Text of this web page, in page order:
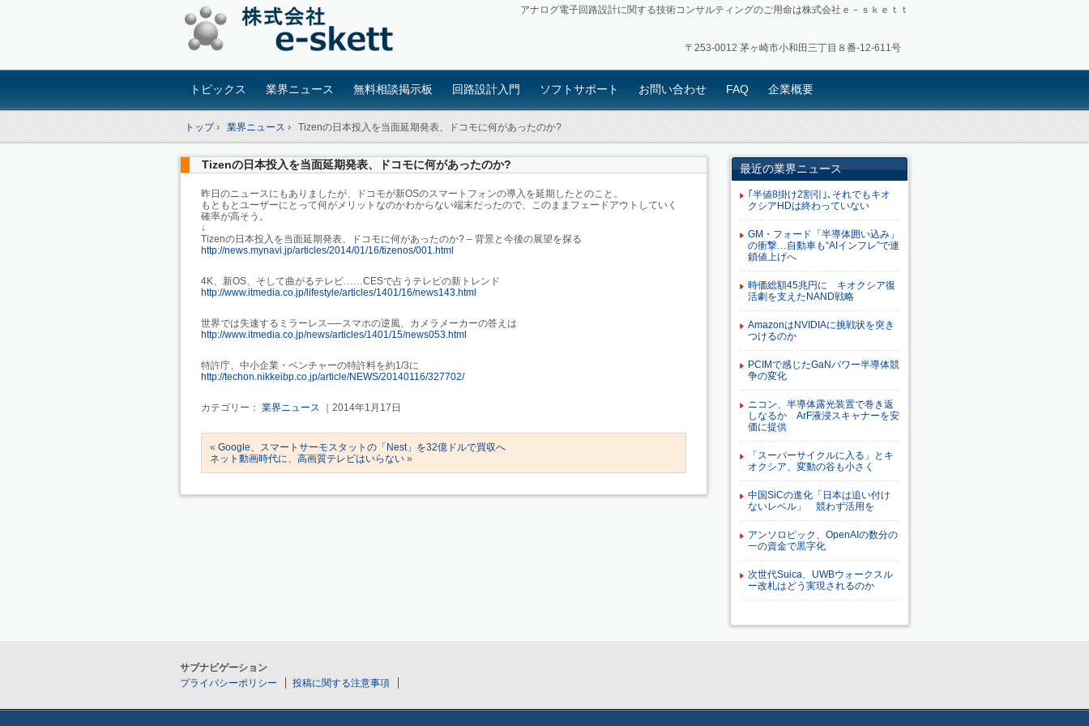
アナログ電子回路設計に関する技術コンサルティングのご用命は株式会社ｅ－ｓｋｅｔｔ
〒253-0012 茅ヶ崎市小和田三丁目８番-12-611号
トピックス 業界ニュース 無料相談掲示板 回路設計入門 ソフトサポート お問い合わせ FAQ 企業概要
トップ› 業界ニュース› Tizenの日本投入を当面延期発表、ドコモに何があったのか?
Tizenの日本投入を当面延期発表、ドコモに何があったのか?
昨日のニュースにもありましたが、ドコモが新OSのスマートフォンの導入を延期したとのこと。
もともとユーザーにとって何がメリットなのかわからない端末だったので、このままフェードアウトしていく
確率が高そう。
↓
Tizenの日本投入を当面延期発表、ドコモに何があったのか? – 背景と今後の展望を探る
http://news.mynavi.jp/articles/2014/01/16/tizenos/001.html
4K、新OS、そして曲がるテレビ……CESで占うテレビの新トレンド
http://www.itmedia.co.jp/lifestyle/articles/1401/16/news143.html
世界では失速するミラーレス──スマホの逆風、カメラメーカーの答えは
http://www.itmedia.co.jp/news/articles/1401/15/news053.html
特許庁、中小企業・ベンチャーの特許料を約1/3に
http://techon.nikkeibp.co.jp/article/NEWS/20140116/327702/
カテゴリー： 業界ニュース ｜2014年1月17日
« Google、スマートサーモスタットの「Nest」を32億ドルで買収へ
ネット動画時代に、高画質テレビはいらない »
最近の業界ニュース
｢半値8掛け2割引｣､それでもキオ
クシアHDは終わっていない
GM・フォード「半導体囲い込み」
の衝撃…自動車も“AIインフレ”で連
鎖値上げへ
時価総額45兆円に キオクシア復
活劇を支えたNAND戦略
AmazonはNVIDIAに挑戦状を突き
つけるのか
PCIMで感じたGaNパワー半導体競
争の変化
ニコン、半導体露光装置で巻き返
しなるか ArF液浸スキャナーを安
価に提供
「スーパーサイクルに入る」とキ
オクシア、変動の谷も小さく
中国SiCの進化「日本は追い付け
ないレベル」 競わず活用を
アンソロピック、OpenAIの数分の
一の資金で黒字化
次世代Suica、UWBウォークスル
ー改札はどう実現されるのか
サブナビゲーション
プライバシーポリシー
投稿に関する注意事項